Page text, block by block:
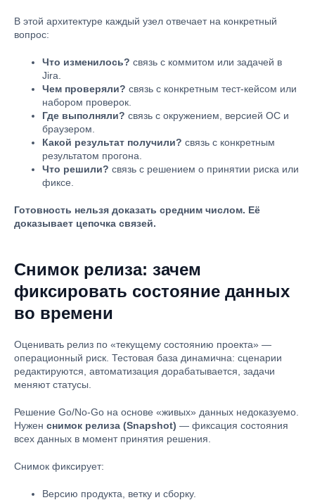
В этой архитектуре каждый узел отвечает на конкретный
вопрос:
Что изменилось? связь с коммитом или задачей в
Jira.
Чем проверяли? связь с конкретным тест-кейсом или
набором проверок.
Где выполняли? связь с окружением, версией ОС и
браузером.
Какой результат получили? связь с конкретным
результатом прогона.
Что решили? связь с решением о принятии риска или
фиксе.
Готовность нельзя доказать средним числом. Её
доказывает цепочка связей.
Снимок релиза: зачем
фиксировать состояние данных
во времени
Оценивать релиз по «текущему состоянию проекта» —
операционный риск. Тестовая база динамична: сценарии
редактируются, автоматизация дорабатывается, задачи
меняют статусы.
Решение Go/No-Go на основе «живых» данных недоказуемо.
Нужен снимок релиза (Snapshot) — фиксация состояния
всех данных в момент принятия решения.
Снимок фиксирует:
Версию продукта, ветку и сборку.